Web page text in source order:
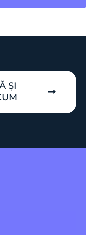
ȘI